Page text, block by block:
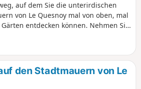
auf dem Sie die unterirdischen
von Le Quesnoy mal von oben, mal
entdecken können. Nehmen Sie
den Stadtmauern von Le